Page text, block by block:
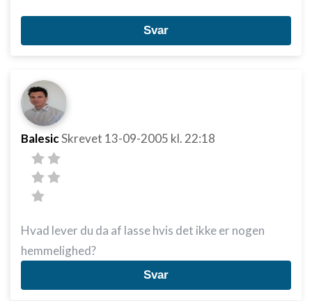
Svar
BalesicSkrevet 13-09-2005 kl. 22:18
Hvad lever du da af lasse hvis det ikke er nogen
hemmelighed?
Svar